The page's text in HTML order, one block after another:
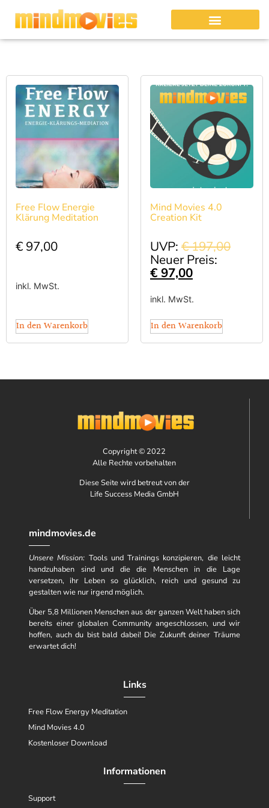
Free Flow Energie
Klärung Meditation
€ 97,00
inkl. MwSt.
In den Warenkorb
Mind Movies 4.0
Creation Kit
UVP: €197,00
Neuer Preis:
€ 97,00
inkl. MwSt.
In den Warenkorb
Copyright © 2022
Alle Rechte vorbehalten
Diese Seite wird betreut von der
Life Success Media GmbH
mindmovies.de
Unsere Mission: Tools und Trainings konzipieren, die leicht
handzuhaben sind und die die Menschen in die Lage
versetzen, ihr Leben so glücklich, reich und gesund zu
gestalten wie nur irgend möglich.
Über 5,8 Millionen Menschen aus der ganzen Welt haben sich
bereits einer globalen Community angeschlossen, und wir
hoffen, auch du bist bald dabei! Die Zukunft deiner Träume
erwartet dich!
Links
Free Flow Energy Meditation
Mind Movies 4.0
Kostenloser Download
Informationen
Support